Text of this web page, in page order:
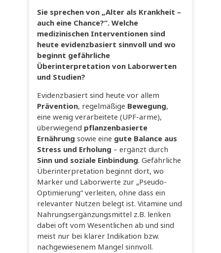
Sie sprechen von „Alter als Krankheit –
auch eine Chance?“. Welche
medizinischen Interventionen sind
heute evidenzbasiert sinnvoll und wo
beginnt gefährliche
Überinterpretation von Laborwerten
und Studien?
Evidenzbasiert sind heute vor allem
Prävention, regelmäßige Bewegung,
eine wenig verarbeitete (UPF-arme),
überwiegend pflanzenbasierte
Ernährung sowie eine gute Balance aus
Stress und Erholung – ergänzt durch
Sinn und soziale Einbindung. Gefährliche
Überinterpretation beginnt dort, wo
Marker und Laborwerte zur „Pseudo-
Optimierung“ verleiten, ohne dass ein
relevanter Nutzen belegt ist. Vitamine und
Nahrungsergänzungsmittel z.B. lenken
dabei oft vom Wesentlichen ab und sind
meist nur bei klarer Indikation bzw.
nachgewiesenem Mangel sinnvoll.